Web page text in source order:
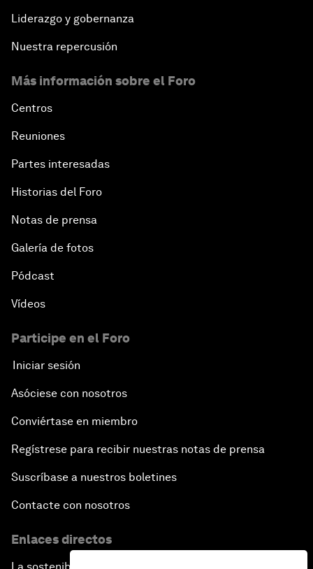
Liderazgo y gobernanza
Nuestra repercusión
Más información sobre el Foro
Centros
Reuniones
Partes interesadas
Historias del Foro
Notas de prensa
Galería de fotos
Pódcast
Vídeos
Participe en el Foro
Iniciar sesión
Asóciese con nosotros
Conviértase en miembro
Regístrese para recibir nuestras notas de prensa
Suscríbase a nuestros boletines
Contacte con nosotros
Enlaces directos